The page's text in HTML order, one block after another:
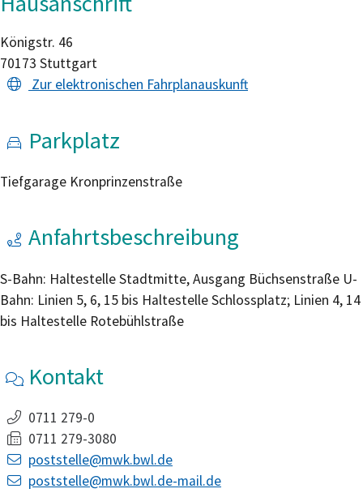
Königstr. 46
70173 Stuttgart
Zur elektronischen Fahrplanauskunft
Parkplatz
Tiefgarage Kronprinzenstraße
Anfahrtsbeschreibung
S-Bahn: Haltestelle Stadtmitte, Ausgang Büchsenstraße U-
Bahn: Linien 5, 6, 15 bis Haltestelle Schlossplatz; Linien 4, 14
bis Haltestelle Rotebühlstraße
Kontakt
0711 279-0
0711 279-3080
poststelle@mwk.bwl.de
poststelle@mwk.bwl.de-mail.de